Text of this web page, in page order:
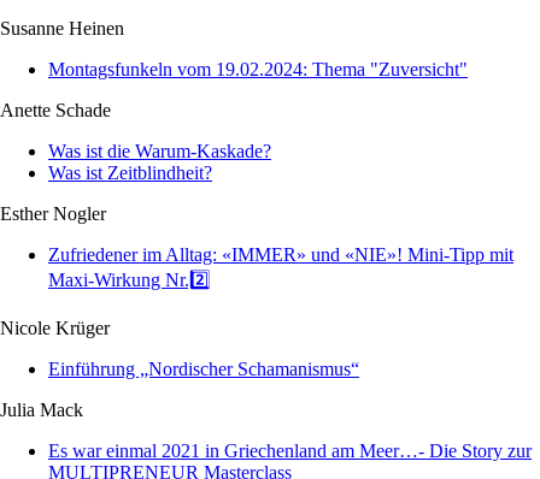
Susanne Heinen
Montagsfunkeln vom 19.02.2024: Thema "Zuversicht"
Anette Schade
Was ist die Warum-Kaskade?
Was ist Zeitblindheit?
Esther Nogler
Zufriedener im Alltag: «IMMER» und «NIE»! Mini-Tipp mit
Maxi-Wirkung Nr.2️⃣
Nicole Krüger
Einführung „Nordischer Schamanismus“
Julia Mack
Es war einmal 2021 in Griechenland am Meer…- Die Story zur
MULTIPRENEUR Masterclass